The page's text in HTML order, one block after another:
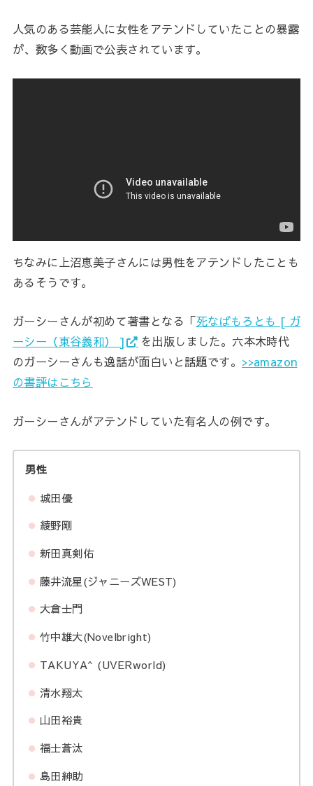
人気のある芸能人に女性をアテンドしていたことの暴露
が、数多く動画で公表されています。
ちなみに上沼恵美子さんには男性をアテンドしたことも
あるそうです。
ガーシーさんが初めて著書となる「死なばもろとも [ ガ
ーシー（東谷義和） ]
を出版しました。六本木時代
のガーシーさんも逸話が面白いと話題です。 >>amazon
の書評はこちら
ガーシーさんがアテンドしていた有名人の例です。
男性
城田優
綾野剛
新田真剣佑
藤井流星(ジャニーズWEST)
大倉士門
竹中雄大(Novelbright)
TAKUYA^ (UVERworld)
清水翔太
山田裕貴
福士蒼汰
島田紳助